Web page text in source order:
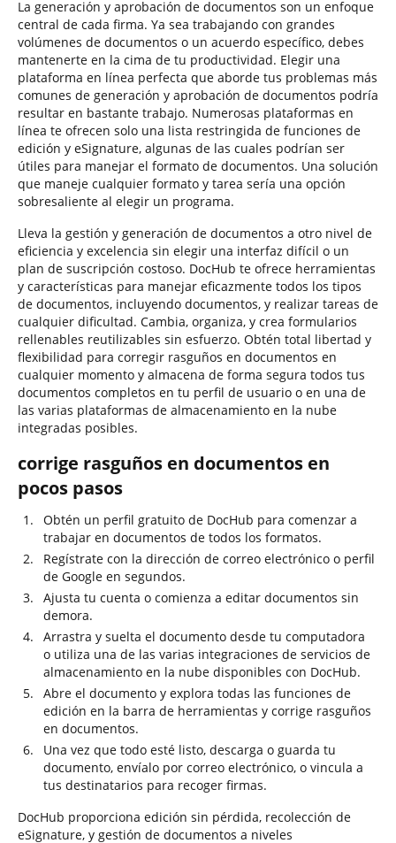
La generación y aprobación de documentos son un enfoque
central de cada firma. Ya sea trabajando con grandes
volúmenes de documentos o un acuerdo específico, debes
mantenerte en la cima de tu productividad. Elegir una
plataforma en línea perfecta que aborde tus problemas más
comunes de generación y aprobación de documentos podría
resultar en bastante trabajo. Numerosas plataformas en
línea te ofrecen solo una lista restringida de funciones de
edición y eSignature, algunas de las cuales podrían ser
útiles para manejar el formato de documentos. Una solución
que maneje cualquier formato y tarea sería una opción
sobresaliente al elegir un programa.
Lleva la gestión y generación de documentos a otro nivel de
eficiencia y excelencia sin elegir una interfaz difícil o un
plan de suscripción costoso. DocHub te ofrece herramientas
y características para manejar eficazmente todos los tipos
de documentos, incluyendo documentos, y realizar tareas de
cualquier dificultad. Cambia, organiza, y crea formularios
rellenables reutilizables sin esfuerzo. Obtén total libertad y
flexibilidad para corregir rasguños en documentos en
cualquier momento y almacena de forma segura todos tus
documentos completos en tu perfil de usuario o en una de
las varias plataformas de almacenamiento en la nube
integradas posibles.
corrige rasguños en documentos en
pocos pasos
Obtén un perfil gratuito de DocHub para comenzar a
trabajar en documentos de todos los formatos.
Regístrate con la dirección de correo electrónico o perfil
de Google en segundos.
Ajusta tu cuenta o comienza a editar documentos sin
demora.
Arrastra y suelta el documento desde tu computadora
o utiliza una de las varias integraciones de servicios de
almacenamiento en la nube disponibles con DocHub.
Abre el documento y explora todas las funciones de
edición en la barra de herramientas y corrige rasguños
en documentos.
Una vez que todo esté listo, descarga o guarda tu
documento, envíalo por correo electrónico, o vincula a
tus destinatarios para recoger firmas.
DocHub proporciona edición sin pérdida, recolección de
eSignature, y gestión de documentos a niveles